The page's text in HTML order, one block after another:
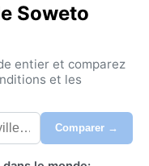
entre
un pays en
bénéficie
Les étés, de
avec des
800 mm par an) et
Soweto
entier et comparez
et les
Comparer →